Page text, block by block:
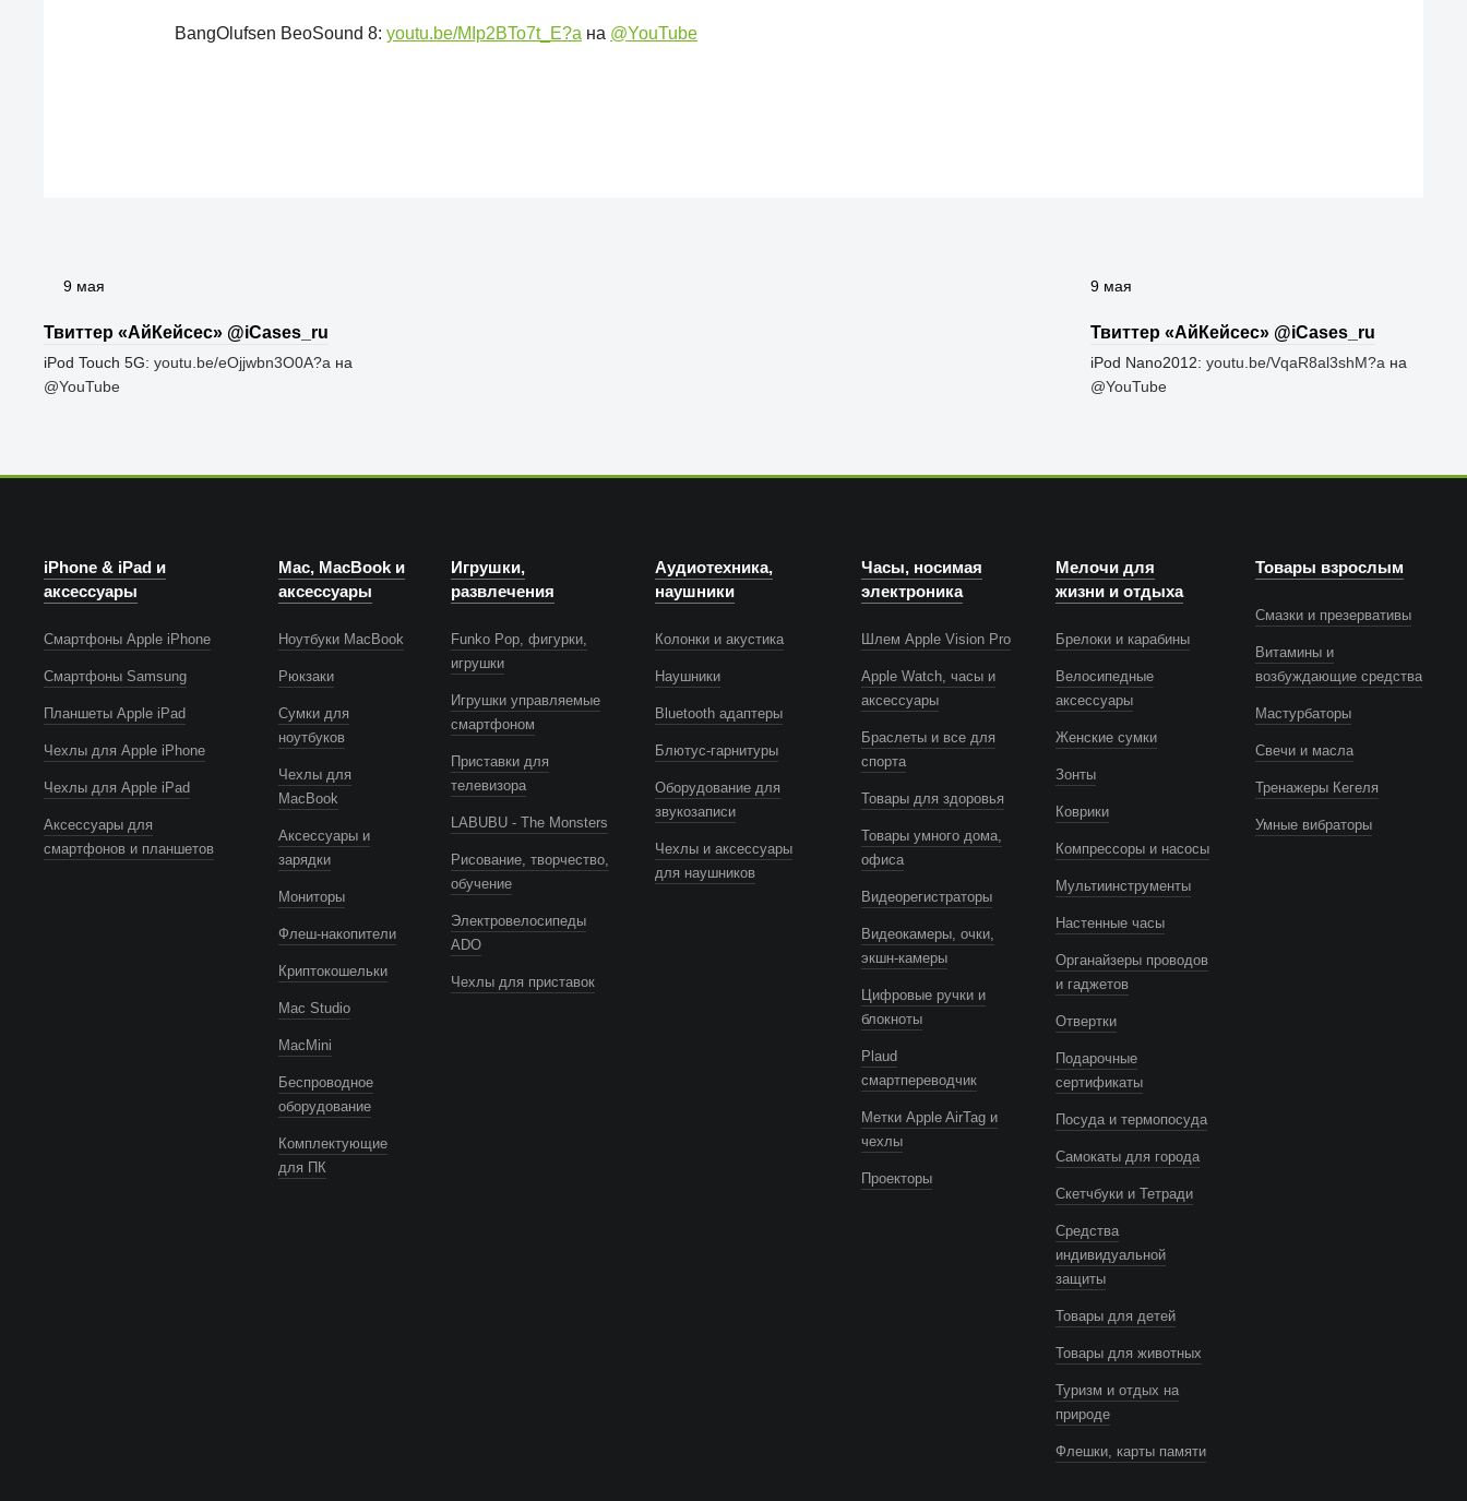
BangOlufsen BeoSound 8: youtu.be/MIp2BTo7t_E?a на @YouTube
9 мая
Твиттер «АйКейсес» ‏@iCases_ru
iPod Nano2012: youtu.be/VqaR8al3shM?a на
@YouTube
9 мая
Твиттер «АйКейсес» ‏@iCases_ru
iPod Touch 5G: youtu.be/eOjjwbn3O0A?a на
@YouTube
iPhone & iPad и
аксессуары
Смартфоны Apple iPhone
Смартфоны Samsung
Планшеты Apple iPad
Чехлы для Apple iPhone
Чехлы для Apple iPad
Аксессуары для
смартфонов и планшетов
Mac, MacBook и
аксессуары
Ноутбуки MacBook
Рюкзаки
Сумки для
ноутбуков
Чехлы для
MacBook
Аксессуары и
зарядки
Мониторы
Флеш-накопители
Криптокошельки
Mac Studio
MacMini
Беспроводное
оборудование
Комплектующие
для ПК
Игрушки,
развлечения
Funko Pop, фигурки,
игрушки
Игрушки управляемые
смартфоном
Приставки для
телевизора
LABUBU - The Monsters
Рисование, творчество,
обучение
Электровелосипеды
ADO
Чехлы для приставок
Аудиотехника,
наушники
Колонки и акустика
Наушники
Bluetooth адаптеры
Блютус-гарнитуры
Оборудование для
звукозаписи
Чехлы и аксессуары
для наушников
Часы, носимая
электроника
Шлем Apple Vision Pro
Apple Watch, часы и
аксессуары
Браслеты и все для
спорта
Товары для здоровья
Товары умного дома,
офиса
Видеорегистраторы
Видеокамеры, очки,
экшн-камеры
Цифровые ручки и
блокноты
Plaud
смартпереводчик
Метки Apple AirTag и
чехлы
Проекторы
Мелочи для
жизни и отдыха
Брелоки и карабины
Велосипедные
аксессуары
Женские сумки
Зонты
Коврики
Компрессоры и насосы
Мультиинструменты
Настенные часы
Органайзеры проводов
и гаджетов
Отвертки
Подарочные
сертификаты
Посуда и термопосуда
Самокаты для города
Скетчбуки и Тетради
Средства
индивидуальной
защиты
Товары для детей
Товары для животных
Туризм и отдых на
природе
Флешки, карты памяти
Товары взрослым
Смазки и презервативы
Витамины и
возбуждающие средства
Мастурбаторы
Свечи и масла
Тренажеры Кегеля
Умные вибраторы